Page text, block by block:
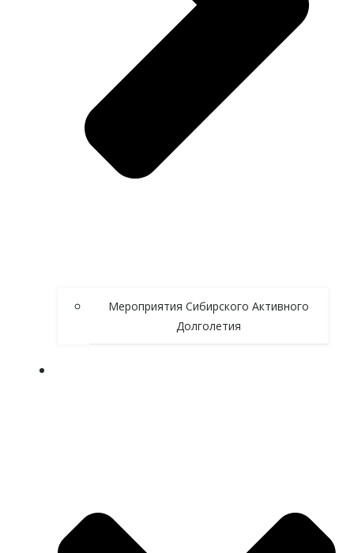
Мероприятия Сибирского Активного
Долголетия